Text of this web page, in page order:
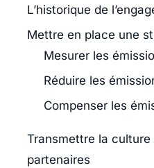
L’historique de
Mettre en place une
Mesurer les
Réduire les
Compenser les
Transmettre la
partenaires